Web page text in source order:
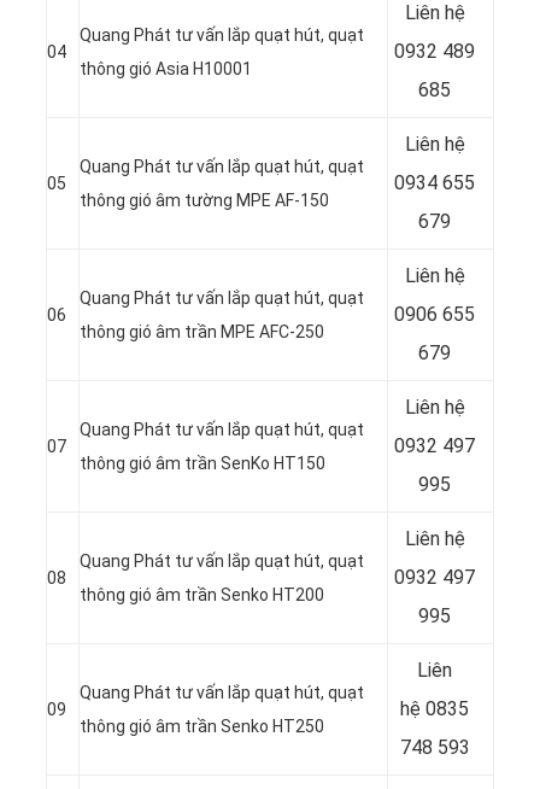
04
Quang Phát tư vấn lắp quạt hút, quạt
thông gió Asia H10001
Liên hệ
0932 489
685
05
Quang Phát tư vấn lắp quạt hút, quạt
thông gió âm tường MPE AF-150
Liên hệ
0934 655
679
06
Quang Phát tư vấn lắp quạt hút, quạt
thông gió âm trần MPE AFC-250
Liên hệ
0906 655
679
07
Quang Phát tư vấn lắp quạt hút, quạt
thông gió âm trần SenKo HT150
Liên hệ
0932 497
995
08
Quang Phát tư vấn lắp quạt hút, quạt
thông gió âm trần Senko HT200
Liên hệ
0932 497
995
09
Quang Phát tư vấn lắp quạt hút, quạt
thông gió âm trần Senko HT250
Liên
hệ 0835
748 593